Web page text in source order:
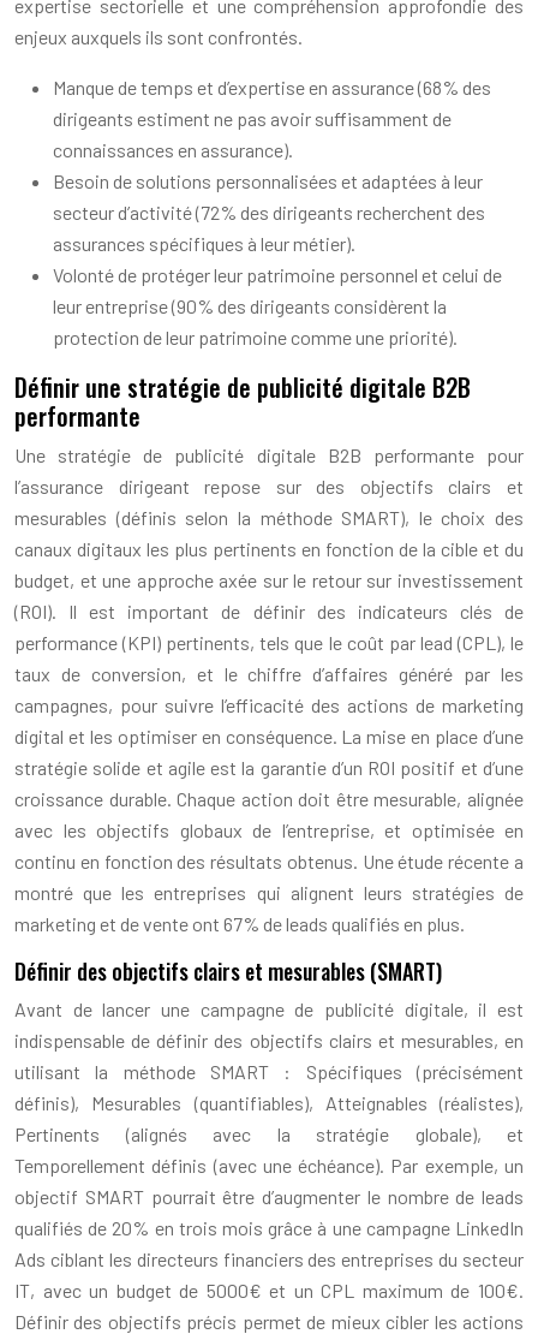
expertise sectorielle et une compréhension approfondie des
enjeux auxquels ils sont confrontés.
Manque de temps et d’expertise en assurance (68% des
dirigeants estiment ne pas avoir suffisamment de
connaissances en assurance).
Besoin de solutions personnalisées et adaptées à leur
secteur d’activité (72% des dirigeants recherchent des
assurances spécifiques à leur métier).
Volonté de protéger leur patrimoine personnel et celui de
leur entreprise (90% des dirigeants considèrent la
protection de leur patrimoine comme une priorité).
Définir une stratégie de publicité digitale B2B
performante
Une stratégie de publicité digitale B2B performante pour
l’assurance dirigeant repose sur des objectifs clairs et
mesurables (définis selon la méthode SMART), le choix des
canaux digitaux les plus pertinents en fonction de la cible et du
budget, et une approche axée sur le retour sur investissement
(ROI). Il est important de définir des indicateurs clés de
performance (KPI) pertinents, tels que le coût par lead (CPL), le
taux de conversion, et le chiffre d’affaires généré par les
campagnes, pour suivre l’efficacité des actions de marketing
digital et les optimiser en conséquence. La mise en place d’une
stratégie solide et agile est la garantie d’un ROI positif et d’une
croissance durable. Chaque action doit être mesurable, alignée
avec les objectifs globaux de l’entreprise, et optimisée en
continu en fonction des résultats obtenus. Une étude récente a
montré que les entreprises qui alignent leurs stratégies de
marketing et de vente ont 67% de leads qualifiés en plus.
Définir des objectifs clairs et mesurables (SMART)
Avant de lancer une campagne de publicité digitale, il est
indispensable de définir des objectifs clairs et mesurables, en
utilisant la méthode SMART : Spécifiques (précisément
définis), Mesurables (quantifiables), Atteignables (réalistes),
Pertinents (alignés avec la stratégie globale), et
Temporellement définis (avec une échéance). Par exemple, un
objectif SMART pourrait être d’augmenter le nombre de leads
qualifiés de 20% en trois mois grâce à une campagne LinkedIn
Ads ciblant les directeurs financiers des entreprises du secteur
IT, avec un budget de 5000€ et un CPL maximum de 100€.
Définir des objectifs précis permet de mieux cibler les actions